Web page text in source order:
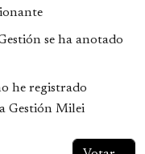
se ha anotado
he registrado
Gestión Milei